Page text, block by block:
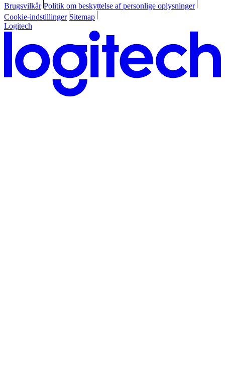
Brugsvilkår Politik om beskyttelse af personlige oplysninger
Cookie-indstillinger Sitemap
Logitech